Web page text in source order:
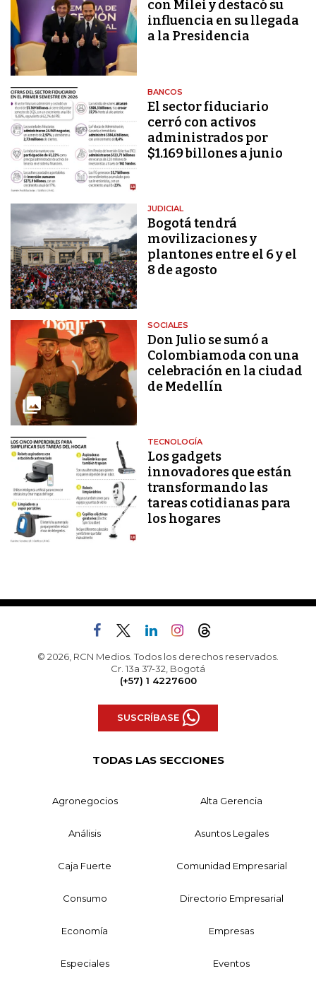
con Milei y destacó su
influencia en su llegada
a la Presidencia
BANCOS
El sector fiduciario
cerró con activos
administrados por
$1.169 billones a junio
JUDICIAL
Bogotá tendrá
movilizaciones y
plantones entre el 6 y el
8 de agosto
SOCIALES
Don Julio se sumó a
Colombiamoda con una
celebración en la ciudad
de Medellín
TECNOLOGÍA
Los gadgets
innovadores que están
transformando las
tareas cotidianas para
los hogares
© 2026, RCN Medios. Todos los derechos reservados.
Cr. 13a 37-32, Bogotá
(+57) 1 4227600
SUSCRÍBASE
TODAS LAS SECCIONES
Agronegocios Alta Gerencia
Análisis Asuntos Legales
Caja Fuerte Comunidad Empresarial
Consumo Directorio Empresarial
Economía Empresas
Especiales Eventos